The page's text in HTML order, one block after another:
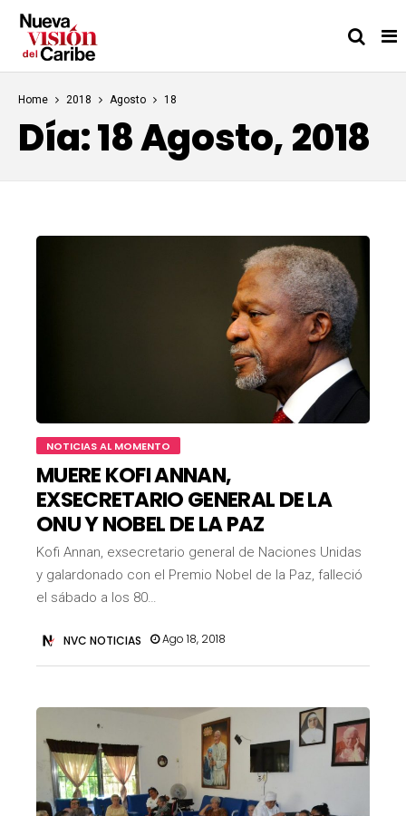
Home 2018 Agosto 18
Día:18 Agosto, 2018
NOTICIAS AL MOMENTO
MUERE KOFI ANNAN,
EXSECRETARIO GENERAL DE LA
ONU Y NOBEL DE LA PAZ
Kofi Annan, exsecretario general de Naciones Unidas
y galardonado con el Premio Nobel de la Paz, falleció
el sábado a los 80…
NVC NOTICIAS Ago 18, 2018